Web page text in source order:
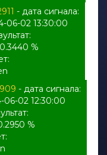
- дата сигнала:
06-02 13:30:00
%
- дата сигнала:
06-02 12:30:00
%